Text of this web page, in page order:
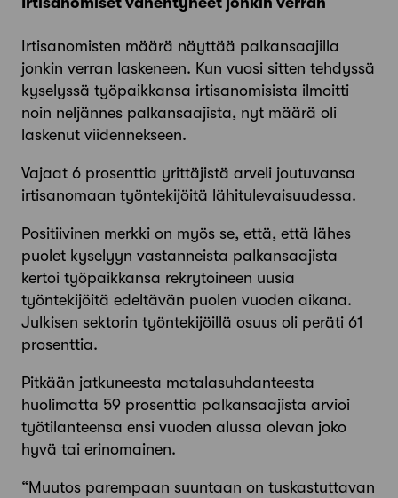
Irtisanomisten määrä näyttää palkansaajilla
jonkin verran laskeneen. Kun vuosi sitten tehdyssä
kyselyssä työpaikkansa irtisanomisista ilmoitti
noin neljännes palkansaajista, nyt määrä oli
laskenut viidennekseen.
Vajaat 6 prosenttia yrittäjistä arveli joutuvansa
irtisanomaan työntekijöitä lähitulevaisuudessa.
Positiivinen merkki on myös se, että, että lähes
puolet kyselyyn vastanneista palkansaajista
kertoi työpaikkansa rekrytoineen uusia
työntekijöitä edeltävän puolen vuoden aikana.
Julkisen sektorin työntekijöillä osuus oli peräti 61
prosenttia.
Pitkään jatkuneesta matalasuhdanteesta
huolimatta 59 prosenttia palkansaajista arvioi
työtilanteensa ensi vuoden alussa olevan joko
hyvä tai erinomainen.
“Muutos parempaan suuntaan on tuskastuttavan